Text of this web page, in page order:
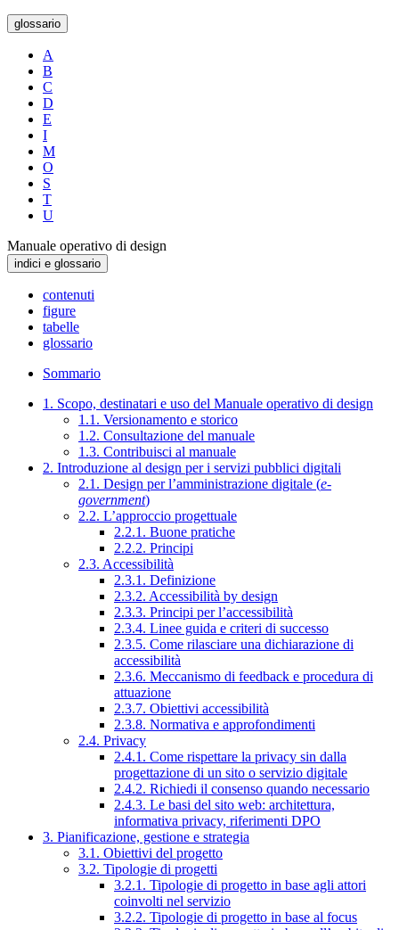
glossario
A
B
C
D
E
I
M
O
S
T
U
Manuale operativo di design
indici e glossario
contenuti
figure
tabelle
glossario
Sommario
1. Scopo, destinatari e uso del Manuale operativo di design
1.1. Versionamento e storico
1.2. Consultazione del manuale
1.3. Contribuisci al manuale
2. Introduzione al design per i servizi pubblici digitali
2.1. Design per l’amministrazione digitale (e-
government)
2.2. L’approccio progettuale
2.2.1. Buone pratiche
2.2.2. Principi
2.3. Accessibilità
2.3.1. Definizione
2.3.2. Accessibilità by design
2.3.3. Principi per l’accessibilità
2.3.4. Linee guida e criteri di successo
2.3.5. Come rilasciare una dichiarazione di
accessibilità
2.3.6. Meccanismo di feedback e procedura di
attuazione
2.3.7. Obiettivi accessibilità
2.3.8. Normativa e approfondimenti
2.4. Privacy
2.4.1. Come rispettare la privacy sin dalla
progettazione di un sito o servizio digitale
2.4.2. Richiedi il consenso quando necessario
2.4.3. Le basi del sito web: architettura,
informativa privacy, riferimenti DPO
3. Pianificazione, gestione e strategia
3.1. Obiettivi del progetto
3.2. Tipologie di progetti
3.2.1. Tipologie di progetto in base agli attori
coinvolti nel servizio
3.2.2. Tipologie di progetto in base al focus